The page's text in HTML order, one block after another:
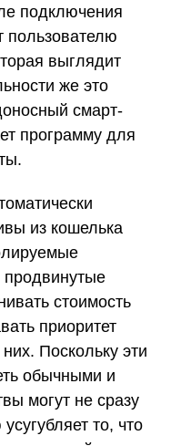
подключения
пользователю
выглядит
же это
смарт-
программу для
из кошелька
стоимость
приоритет
Поскольку эти
обычными и
могут не сразу
то, что